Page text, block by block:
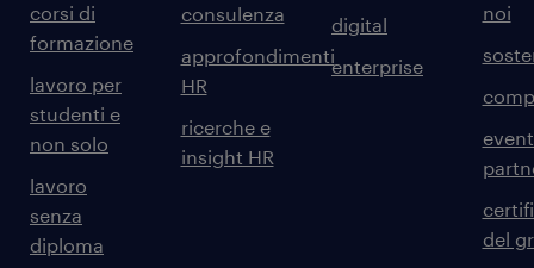
corsi di
formazione
lavoro per
studenti e
non solo
lavoro
senza
diploma
consulenza
approfondimenti
HR
ricerche e
insight HR
digital
enterprise
noi
del